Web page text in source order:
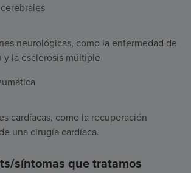
neurológicas, como la enfermedad de
y la esclerosis múltiple
cardíacas, como la recuperación
una cirugía cardíaca.
síntomas que tratamos